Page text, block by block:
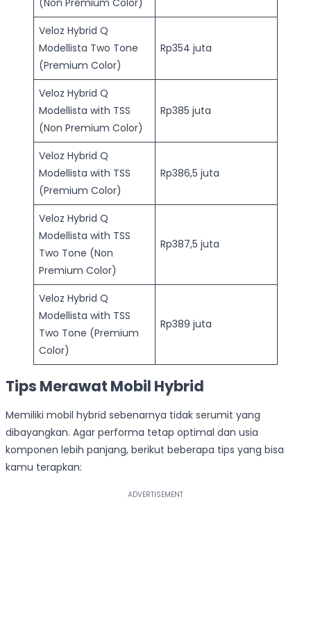
(Non Premium Color)
Veloz Hybrid Q
Modellista Two Tone
(Premium Color)
Rp354 juta
Veloz Hybrid Q
Modellista with TSS
(Non Premium Color)
Rp385 juta
Veloz Hybrid Q
Modellista with TSS
(Premium Color)
Rp386,5 juta
Veloz Hybrid Q
Modellista with TSS
Two Tone (Non
Premium Color)
Rp387,5 juta
Veloz Hybrid Q
Modellista with TSS
Two Tone (Premium
Color)
Rp389 juta
Tips Merawat Mobil Hybrid
Memiliki mobil hybrid sebenarnya tidak serumit yang
dibayangkan. Agar performa tetap optimal dan usia
komponen lebih panjang, berikut beberapa tips yang bisa
kamu terapkan: